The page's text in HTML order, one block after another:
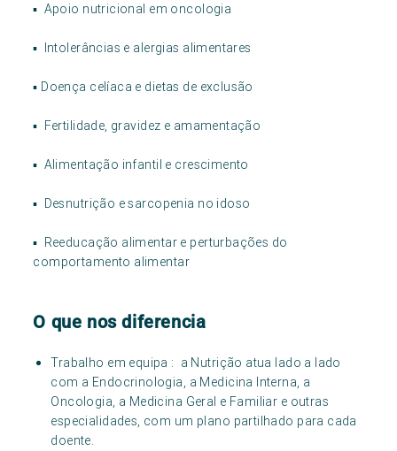
▪ Apoio nutricional em oncologia
▪ Intolerâncias e alergias alimentares
▪ Doença celíaca e dietas de exclusão
▪ Fertilidade, gravidez e amamentação
▪ Alimentação infantil e crescimento
▪ Desnutrição e sarcopenia no idoso
▪ Reeducação alimentar e perturbações do
comportamento alimentar
O que nos diferencia
Trabalho em equipa : a Nutrição atua lado a lado
com a Endocrinologia, a Medicina Interna, a
Oncologia, a Medicina Geral e Familiar e outras
especialidades, com um plano partilhado para cada
doente.